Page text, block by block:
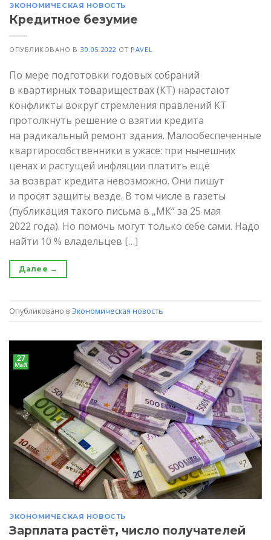
ЭКОНОМИЧЕСКАЯ НОВОСТЬ
Кредитное безумие
ОПУБЛИКОВАНО В 30.05.2022 ОТ PAVEL
По мере подготовки годовых собраний
в квартирных товариществах (КТ) нарастают
конфликты вокруг стремления правлений КТ
протолкнуть решение о взятии кредита
на радикальный ремонт здания. Малообеспеченные
квартирособственники в ужасе: при нынешних
ценах и растущей инфляции платить ещё
за возврат кредита невозможно. Они пишут
и просят защиты везде. В том числе в газеты
(публикация такого письма в „МК“ за 25 мая
2022 года). Но помочь могут только себе сами. Надо
найти 10 % владельцев […]
Далее →
Опубликовано в Экономическая новость
27
Май
ЭКОНОМИЧЕСКАЯ НОВОСТЬ
Зарплата растёт, число получателей